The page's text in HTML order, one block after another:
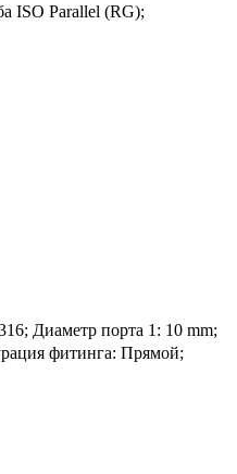
ISO Parallel (RG);
Диаметр порта 1: 10 mm;
фитинга: Прямой;